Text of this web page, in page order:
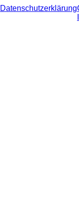
Datenschutzerklärung